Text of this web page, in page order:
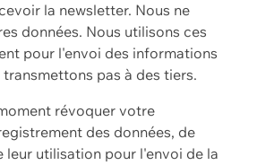
la newsletter. Nous ne
données. Nous utilisons ces
pour l'envoi des informations
pas à des tiers.
révoquer votre
des données, de
leur utilisation pour l'envoi de la